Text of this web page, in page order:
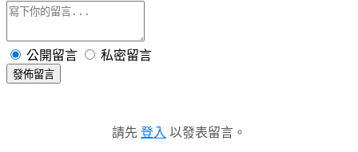
公開留言 私密留言
發佈留言
請先 登入 以發表留言。